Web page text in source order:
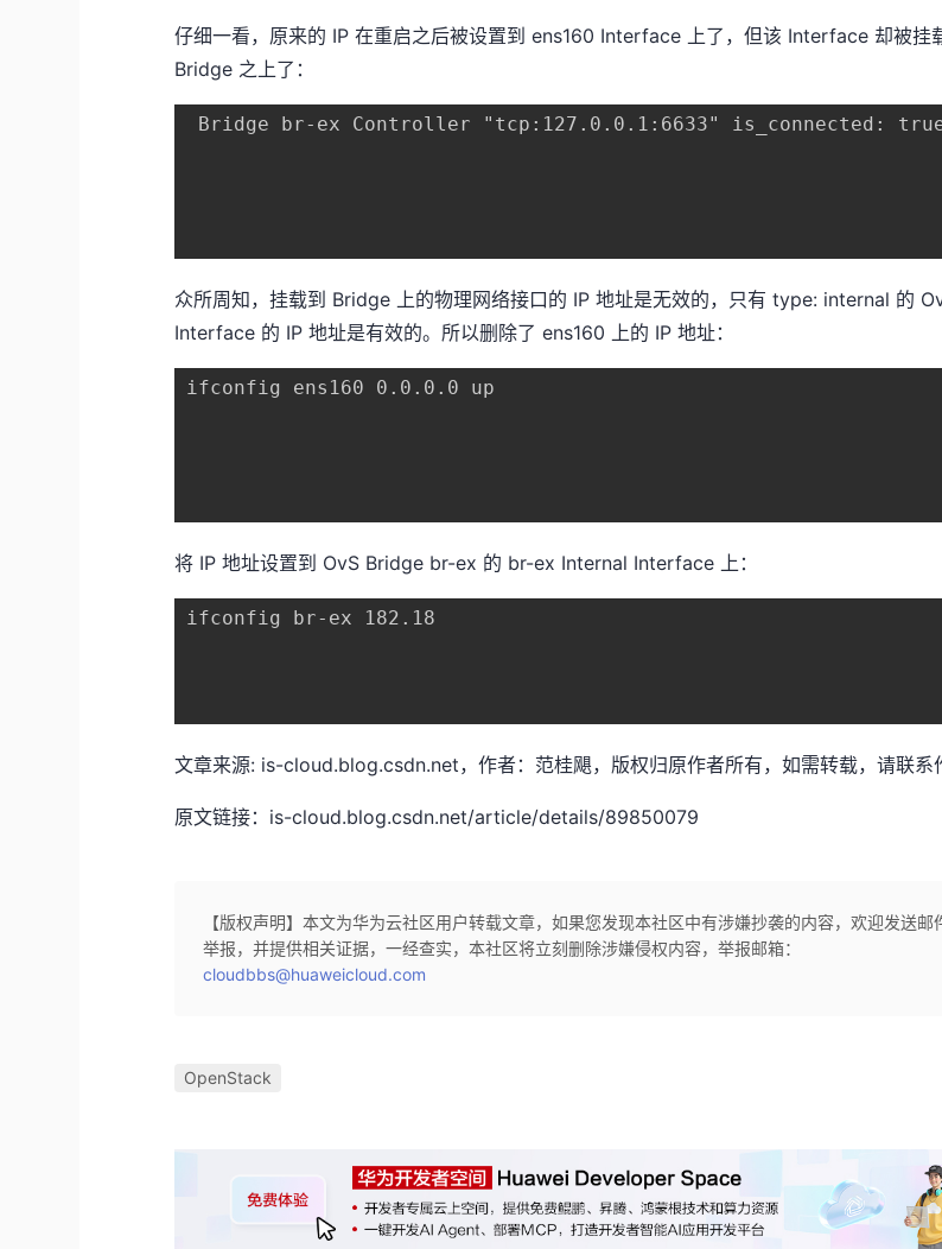
仔细一看，原来的 IP 在重启之后被设置到 ens160 Interface 上了，但该 Interface 却被挂
Bridge 之上了：
Bridge br-ex Controller "tcp:127.0.0.1:6633" is_connected:
众所周知，挂载到 Bridge 上的物理网络接口的 IP 地址是无效的，只有 type: internal 的
Interface 的 IP 地址是有效的。所以删除了 ens160 上的 IP 地址：
ifconfig ens160 0.0.0.0 up
将 IP 地址设置到 OvS Bridge br-ex 的 br-ex Internal Interface 上：
ifconfig br-ex 182.18
文章来源: is-cloud.blog.csdn.net，作者：范桂飓，版权归原作者所有，如需转载，请联系
原文链接：is-cloud.blog.csdn.net/article/details/89850079
【版权声明】本文为华为云社区用户转载文章，如果您发现本社区中有涉嫌抄袭的内容，欢迎发送邮
举报，并提供相关证据，一经查实，本社区将立刻删除涉嫌侵权内容，举报邮箱：
cloudbbs@huaweicloud.com
OpenStack